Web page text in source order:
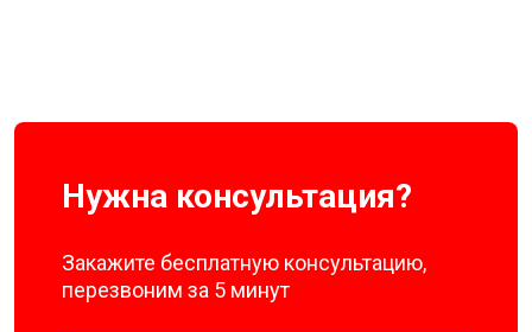
Нужна консультация?
Закажите бесплатную консультацию,
перезвоним за 5 минут